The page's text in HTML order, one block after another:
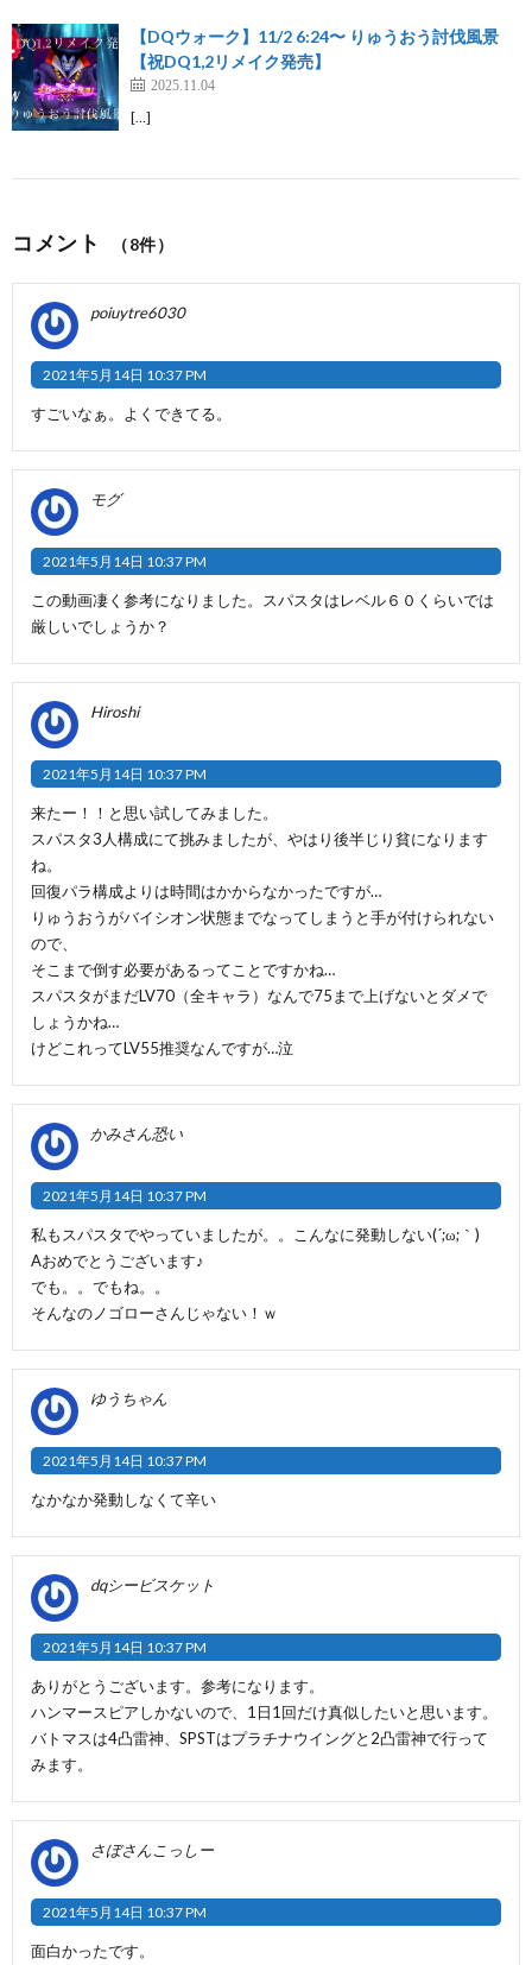
【DQウォーク】11/2 6:24〜 りゅうおう討伐風景
【祝DQ1,2リメイク発売】
2025.11.04
[…]
コメント （8件）
poiuytre6030
2021年5月14日 10:37 PM
すごいなぁ。よくできてる。
モグ
2021年5月14日 10:37 PM
この動画凄く参考になりました。スパスタはレベル６０くらいでは
厳しいでしょうか？
Hiroshi
2021年5月14日 10:37 PM
来たー！！と思い試してみました。
スパスタ3人構成にて挑みましたが、やはり後半じり貧になります
ね。
回復パラ構成よりは時間はかからなかったですが…
りゅうおうがバイシオン状態までなってしまうと手が付けられない
ので、
そこまで倒す必要があるってことですかね…
スパスタがまだLV70（全キャラ）なんで75まで上げないとダメで
しょうかね…
けどこれってLV55推奨なんですが…泣
かみさん恐い
2021年5月14日 10:37 PM
私もスパスタでやっていましたが。。こんなに発動しない(´;ω;｀)
Aおめでとうございます♪
でも。。でもね。。
そんなのノゴローさんじゃない！ｗ
ゆうちゃん
2021年5月14日 10:37 PM
なかなか発動しなくて辛い
dqシービスケット
2021年5月14日 10:37 PM
ありがとうございます。参考になります。
ハンマースピアしかないので、1日1回だけ真似したいと思います。
バトマスは4凸雷神、SPSTはプラチナウイングと2凸雷神で行って
みます。
さぼさんこっしー
2021年5月14日 10:37 PM
面白かったです。